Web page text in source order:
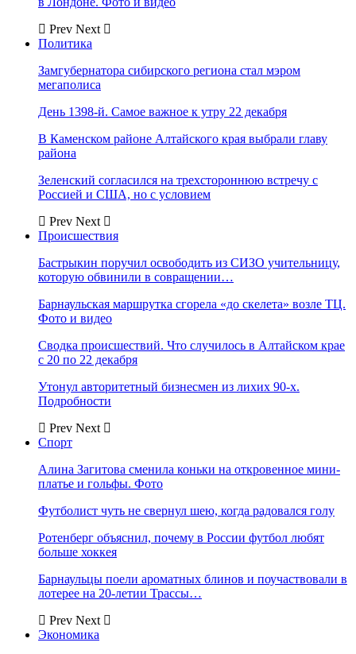
Prev Next
Политика
Замгубернатора сибирского региона стал мэром
мегаполиса
День 1398-й. Самое важное к утру 22 декабря
В Каменском районе Алтайского края выбрали главу
района
Зеленский согласился на трехстороннюю встречу с
Россией и США, но с условием
Prev Next
Происшествия
Бастрыкин поручил освободить из СИЗО учительницу,
которую обвинили в совращении…
Барнаульская маршрутка сгорела «до скелета» возле ТЦ.
Фото и видео
Сводка происшествий. Что случилось в Алтайском крае
с 20 по 22 декабря
Утонул авторитетный бизнесмен из лихих 90-х.
Подробности
Prev Next
Спорт
Алина Загитова сменила коньки на откровенное мини-
платье и гольфы. Фото
Футболист чуть не свернул шею, когда радовался голу
Ротенберг объяснил, почему в России футбол любят
больше хоккея
Барнаульцы поели ароматных блинов и поучаствовали в
лотерее на 20-летии Трассы…
Prev Next
Экономика